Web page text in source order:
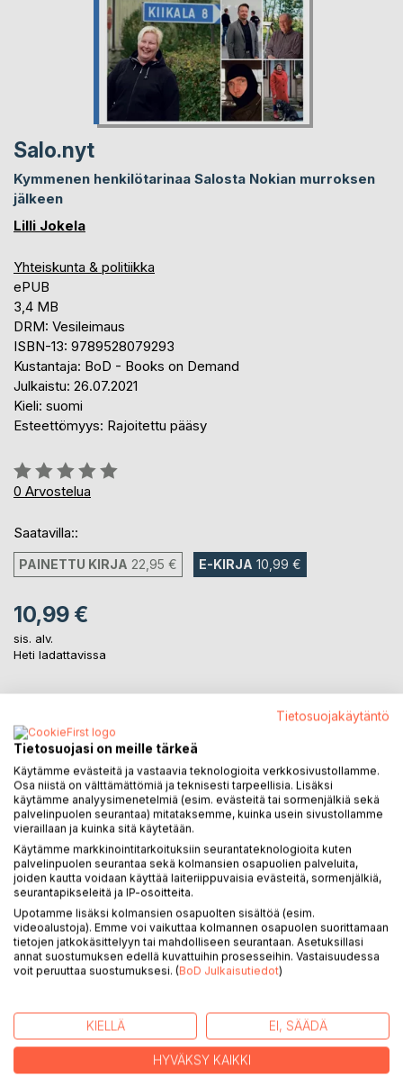
Salo.nyt
Kymmenen henkilötarinaa Salosta Nokian murroksen
jälkeen
Lilli Jokela
Yhteiskunta & politiikka
ePUB
3,4 MB
DRM: Vesileimaus
ISBN-13: 9789528079293
Kustantaja: BoD - Books on Demand
Julkaistu: 26.07.2021
Kieli: suomi
Esteettömyys: Rajoitettu pääsy
Arvostelu::
0%
0 Arvostelua
Saatavilla::
PAINETTU KIRJA 22,95 € E-KIRJA 10,99 €
10,99 €
sis. alv.
Heti ladattavissa
Lisää muistilistalle
Arvostele tuote
KUVAUS
Salo.nyt piirtää kuvaa Salon menestyksestä,
matkapuhelinteollisuuden suurtarinan vanavedessä. Miten
romahdus vaikutti ihmisten elämään ja arkeen
kännykkäkaupungissa? Miten Nokian savuavista raunioista
noustiin, ja millaista on elämä rakennemuutoksen
Tietosuojakäytäntö
Tietosuojasi on meille tärkeä
Käytämme evästeitä ja vastaavia teknologioita verkkosivustollamme.
Osa niistä on välttämättömiä ja teknisesti tarpeellisia. Lisäksi
käytämme analyysimenetelmiä (esim. evästeitä tai sormenjälkiä sekä
palvelinpuolen seurantaa) mitataksemme, kuinka usein sivustollamme
vieraillaan ja kuinka sitä käytetään.
Käytämme markkinointitarkoituksiin seurantateknologioita kuten
palvelinpuolen seurantaa sekä kolmansien osapuolien palveluita,
joiden kautta voidaan käyttää laiteriippuvaisia evästeitä, sormenjälkiä,
seurantapikseleitä ja IP-osoitteita.
Upotamme lisäksi kolmansien osapuolten sisältöä (esim.
videoalustoja). Emme voi vaikuttaa kolmannen osapuolen suorittamaan
tietojen jatkokäsittelyyn tai mahdolliseen seurantaan. Asetuksillasi
annat suostumuksen edellä kuvattuihin prosesseihin. Vastaisuudessa
voit peruuttaa suostumuksesi. (BoD Julkaisutiedot)
KIELLÄ EI, SÄÄDÄ
HYVÄKSY KAIKKI